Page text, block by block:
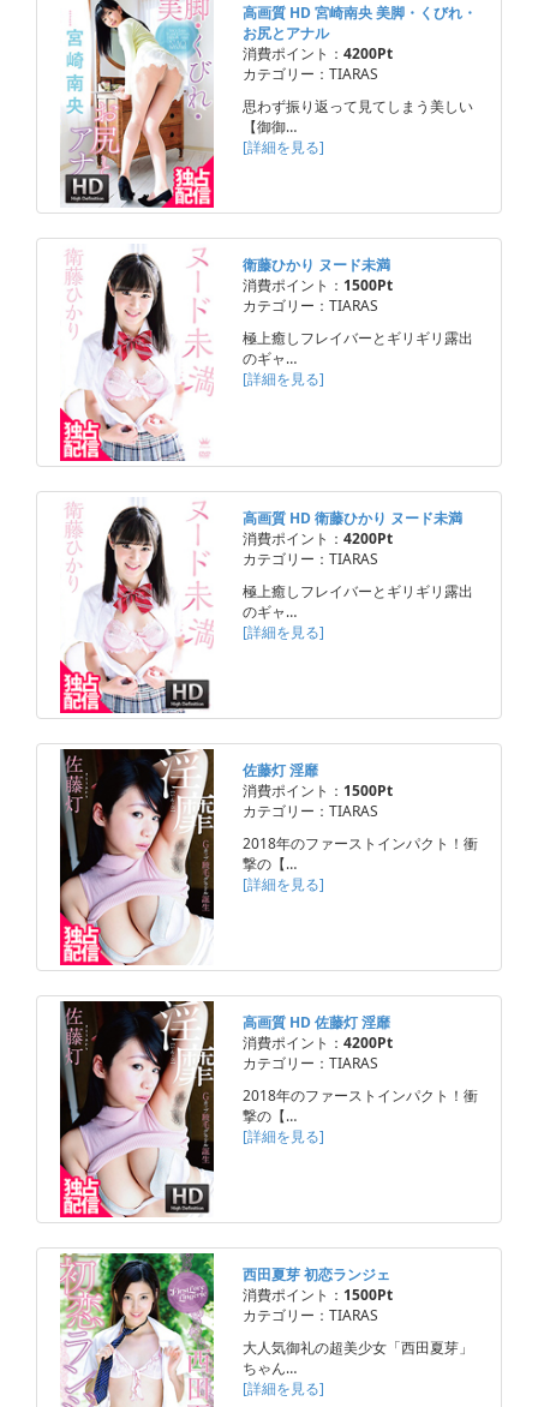
高画質 HD 宮崎南央 美脚・くびれ・
お尻とアナル
消費ポイント： 4200Pt
カテゴリー：TIARAS
思わず振り返って見てしまう美しい
【御御…
[詳細を見る]
衛藤ひかり ヌード未満
消費ポイント： 1500Pt
カテゴリー：TIARAS
極上癒しフレイバーとギリギリ露出
のギャ…
[詳細を見る]
高画質 HD 衛藤ひかり ヌード未満
消費ポイント： 4200Pt
カテゴリー：TIARAS
極上癒しフレイバーとギリギリ露出
のギャ…
[詳細を見る]
佐藤灯 淫靡
消費ポイント： 1500Pt
カテゴリー：TIARAS
2018年のファーストインパクト！衝
撃の【…
[詳細を見る]
高画質 HD 佐藤灯 淫靡
消費ポイント： 4200Pt
カテゴリー：TIARAS
2018年のファーストインパクト！衝
撃の【…
[詳細を見る]
西田夏芽 初恋ランジェ
消費ポイント： 1500Pt
カテゴリー：TIARAS
大人気御礼の超美少女「西田夏芽」
ちゃん…
[詳細を見る]